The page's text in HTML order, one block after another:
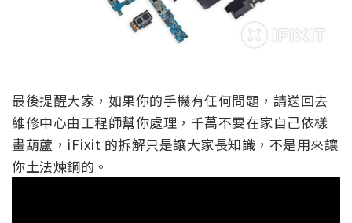
最後提醒大家，如果你的手機有任何問題，請送回去
維修中心由工程師幫你處理，千萬不要在家自己依樣
畫葫蘆，iFixit 的拆解只是讓大家長知識，不是用來讓
你土法煉鋼的。